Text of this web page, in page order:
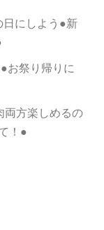
日にしよう●新
お祭り帰りに
両方楽しめるの
！●